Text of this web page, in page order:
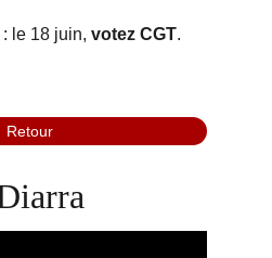
le 18 juin, votez CGT.
Retour